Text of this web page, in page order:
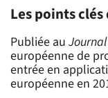
Les points
Publiée au
européenne de
entrée en
européenne en